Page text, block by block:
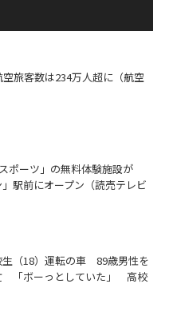
旅客数は234万人超に（航空
ポーツ」の無料体験施設が
」駅前にオープン（読売テレビ
生（18）運転の車 89歳男性を
「ボーっとしていた」 高校